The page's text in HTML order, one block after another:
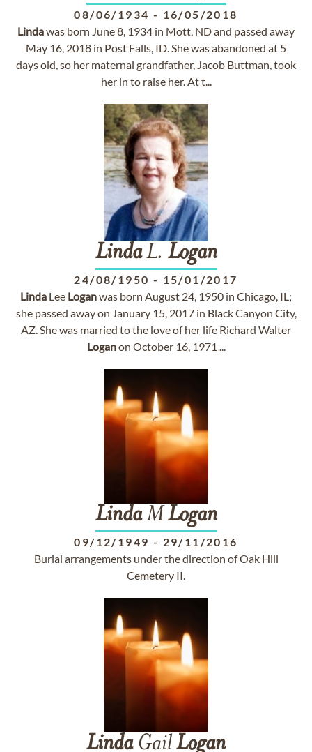
08/06/1934 - 16/05/2018
Lindawas born June 8, 1934 in Mott, ND and passed away
May 16, 2018 in Post Falls, ID. She was abandoned at 5
days old, so her maternal grandfather, Jacob Buttman, took
her in to raise her. At t...
LindaL. Logan
24/08/1950 - 15/01/2017
Linda Lee Loganwas born August 24, 1950 in Chicago, IL;
she passed away on January 15, 2017 in Black Canyon City,
AZ. She was married to the love of her life Richard Walter
Loganon October 16, 1971 ...
LindaM Logan
09/12/1949 - 29/11/2016
Burial arrangements under the direction of Oak Hill
Cemetery II.
LindaGailLogan